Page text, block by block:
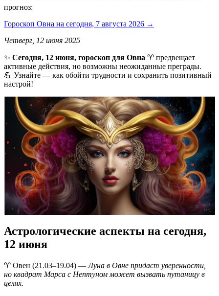
прогноз:
Гороскоп Овна на сегодня, 7 августа 2026 →
Четверг, 12 июня 2025
✨ Сегодня, 12 июня, гороскоп для Овна ♈ предвещает
активные действия, но возможны неожиданные преграды.
💪 Узнайте — как обойти трудности и сохранить позитивный
настрой!
Астрологические аспекты на сегодня,
12 июня
♈️ Овен (21.03–19.04) —Луна в Овне придаст уверенности,
но квадрат Марса с Нептуном может вызвать путаницу в
целях.